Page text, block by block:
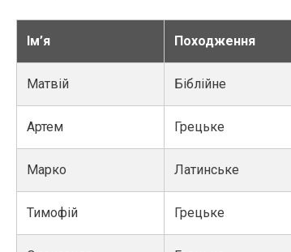
Ім’я Походження
Матвій Біблійне
Артем Грецьке
Марко Латинське
Тимофій Грецьке